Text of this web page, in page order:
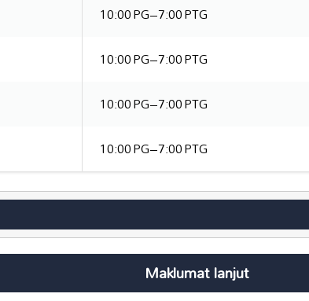
10:00 PG–7:00 PTG
10:00 PG–7:00 PTG
10:00 PG–7:00 PTG
10:00 PG–7:00 PTG
Maklumat lanjut